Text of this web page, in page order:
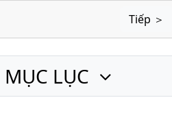
Tiếp ＞
MỤC LỤC